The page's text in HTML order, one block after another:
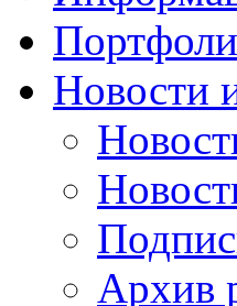
Новости
Архив